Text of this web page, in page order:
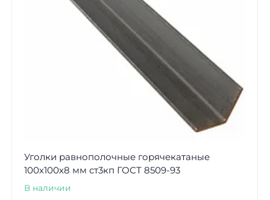
Уголки равнополочные горячекатаные
100х100х8 мм ст3кп ГОСТ 8509-93
В наличии